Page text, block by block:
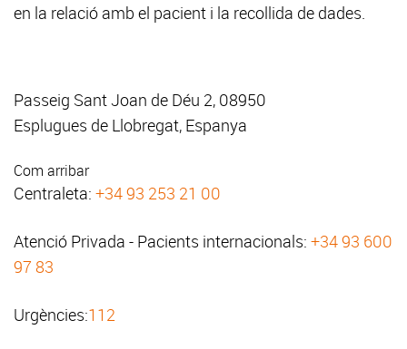
en la relació amb el pacient i la recollida de dades.
Passeig Sant Joan de Déu 2, 08950
Esplugues de Llobregat, Espanya
Com arribar
Centraleta: +34 93 253 21 00
Atenció Privada - Pacients internacionals: +34 93 600
97 83
Urgències:112